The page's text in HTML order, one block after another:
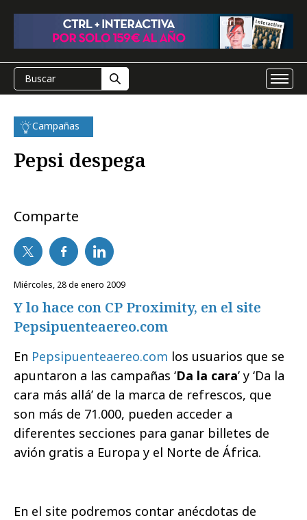
Campañas
Pepsi despega
Comparte
miércoles, 28 de enero 2009
Y lo hace con CP Proximity, en el site
Pepsipuenteaereo.com
En Pepsipuenteaereo.com los usuarios que se
apuntaron a las campañas ‘Da la cara’ y ‘Da la
cara más allá’ de la marca de refrescos, que
son más de 71.000, pueden acceder a
diferentes secciones para ganar billetes de
avión gratis a Europa y el Norte de África.
En el site podremos contar anécdotas de